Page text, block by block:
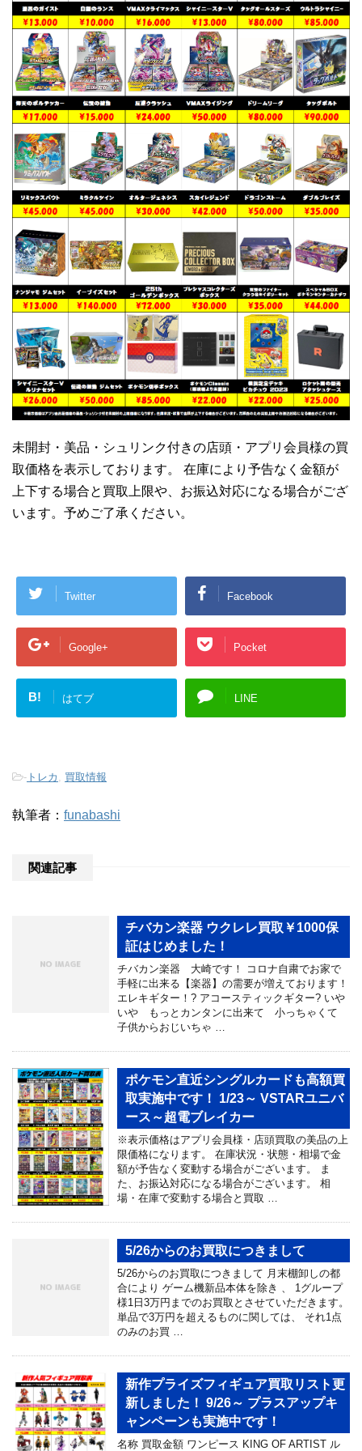
未開封・美品・シュリンク付きの店頭・アプリ会員様の買
取価格を表示しております。 在庫により予告なく金額が
上下する場合と買取上限や、お振込対応になる場合がござ
います。予めご了承ください。
Twitter Facebook
Google+ Pocket
B! はてブ LINE
- トレカ , 買取情報
執筆者： funabashi
関連記事
チバカン楽器 ウクレレ買取￥1000保
証はじめました！
チバカン楽器 大崎です！ コロナ自粛でお家で
手軽に出来る【楽器】の需要が増えております！
エレキギター！? アコースティックギター? いや
いや もっとカンタンに出来て 小っちゃくて
子供からおじいちゃ …
ポケモン直近シングルカードも高額買
取実施中です！ 1/23～ VSTARユニバ
ース～超電ブレイカー
※表示価格はアプリ会員様・店頭買取の美品の上
限価格になります。 在庫状況・状態・相場で金
額が予告なく変動する場合がございます。 ま
た、お振込対応になる場合がございます。 相
場・在庫で変動する場合と買取 …
5/26からのお買取につきまして
5/26からのお買取につきまして 月末棚卸しの都
合により ゲーム機新品本体を除き 、 1グループ
様1日3万円までのお買取とさせていただきます。
単品で3万円を超えるものに関しては、 それ1点
のみのお買 …
新作プライズフィギュア買取リスト更
新しました！ 9/26～ プラスアップキ
ャンペーンも実施中です！
名称 買取金額 ワンピース KING OF ARTIST ル